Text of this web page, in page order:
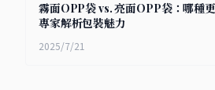
霧面OPP袋 vs. 亮面OPP袋：哪種
專家解析包裝魅力
2025/7/21